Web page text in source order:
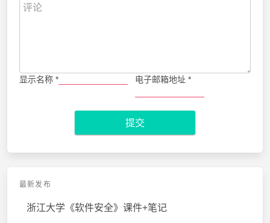
显示名称 * 电子邮箱地址 *
提交
最新发布
浙江大学《软件安全》课件+笔记